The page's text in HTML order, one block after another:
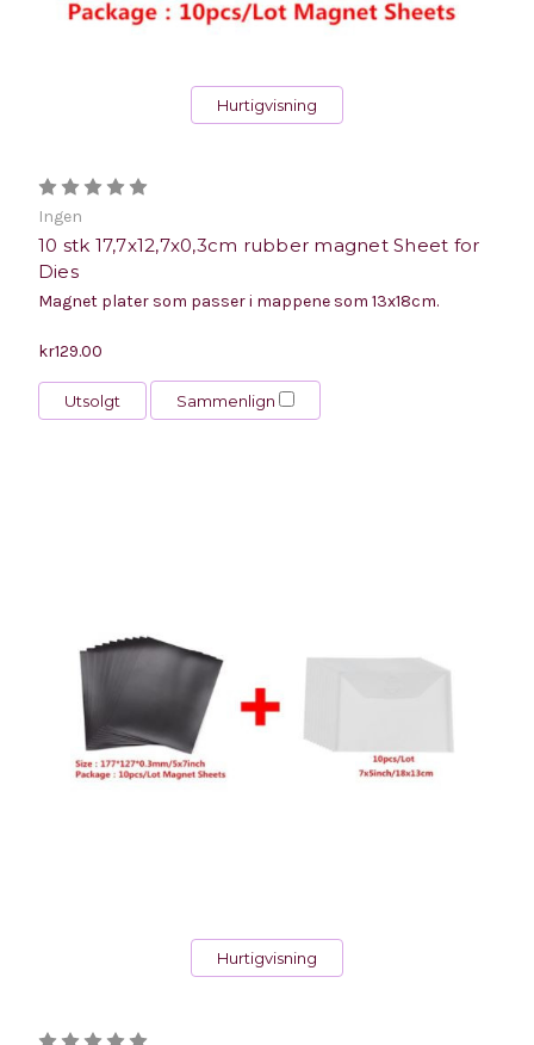
Hurtigvisning
Ingen
10 stk 17,7x12,7x0,3cm rubber magnet Sheet for
Dies
Magnet plater som passer i mappene som 13x18cm.
kr129.00
Utsolgt Sammenlign
Hurtigvisning